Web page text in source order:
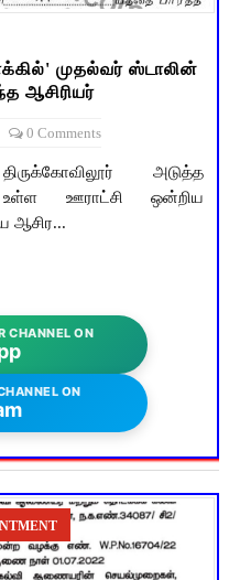
முதல்வர் ஸ்டாலின்
ஆசிரியர்
0 Comments
அடுத்த
உள்ள ஊராட்சி ஒன்றிய
ஆசிர...
CHANNEL ON
ON